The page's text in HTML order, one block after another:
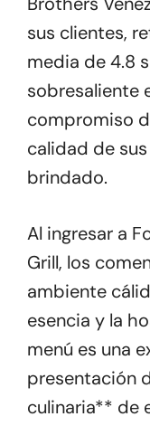
sus clientes,
media de 4.8
sobresaliente
compromiso
calidad de
brindado.
Al ingresar a
Grill, los
ambiente
esencia y la
menú es una
presentación
culinaria** de